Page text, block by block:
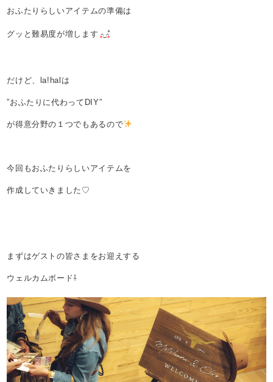
おふたりらしいアイテムの準備は
グッと難易度が増します
だけど、la!halは
”おふたりに代わってDIY”
が得意分野の１つでもあるので
今回もおふたりらしいアイテムを
作成していきました♡
まずはゲストの皆さまをお迎えする
ウェルカムボード⇩